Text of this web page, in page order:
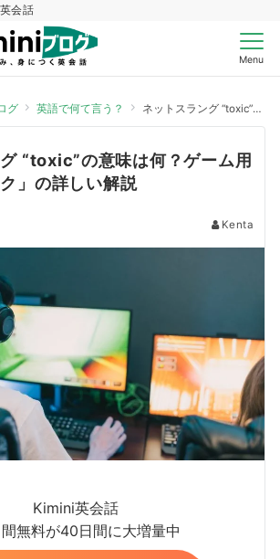
会話
Menu
グ 英語で何て言う？ ネットスラング “toxic”の意味は何？ゲーム用語「トキシック」の詳しい解説
“toxic”の意味は何？ゲーム用
」の詳しい解説
Kenta
Kimini英会話
無料が40日間に大増量中